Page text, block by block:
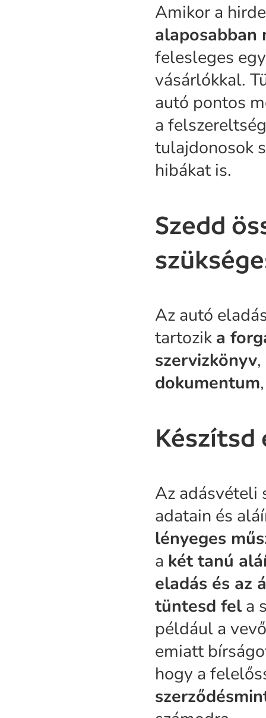
Amikor a
alaposabban
felesleges
vásárlókkal.
autó pontos
a
tulajdonosok
hibákat is.
Szedd
Az autó
tartozik a
szervizkönyv,
dokumentum
Készítsd
Az adásvételi
adatain és
lényeges
a két tanú
eladás és az
tüntesd fela
például a
emiatt
hogy a